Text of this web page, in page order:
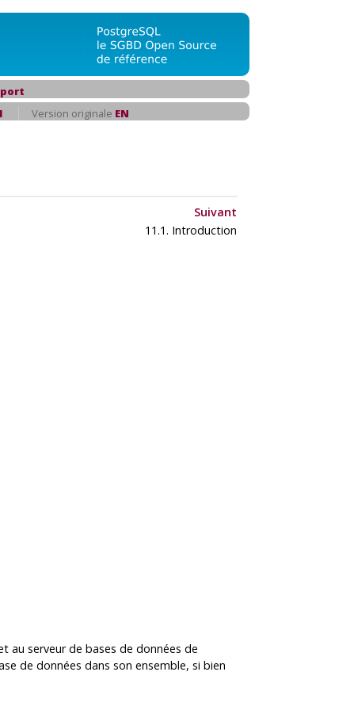
Version originale EN
Suivant
11.1. Introduction
au serveur de bases de données de
de données dans son ensemble, si bien